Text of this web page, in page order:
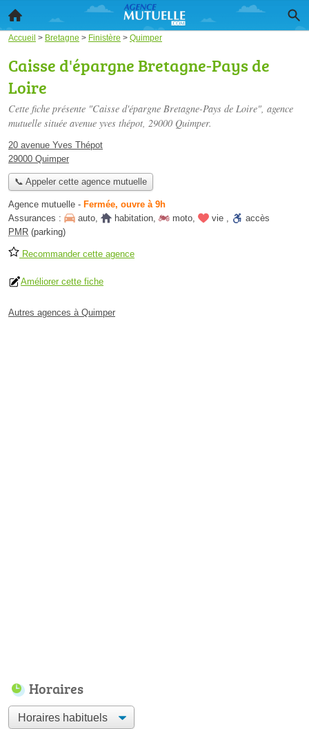
Accueil > Bretagne > Finistère > Quimper
Caisse d'épargne Bretagne-Pays de
Loire
Cette fiche présente "Caisse d'épargne Bretagne-Pays de Loire", agence
mutuelle située avenue yves thépot, 29000 Quimper.
20 avenue Yves Thépot
29000 Quimper
📞 Appeler cette agence mutuelle
Agence mutuelle - Fermée, ouvre à 9h
Assurances :
auto, habitation, moto, vie ,
accès
PMR (parking)
Recommander cette agence
Améliorer cette fiche
Autres agences à Quimper
Horaires